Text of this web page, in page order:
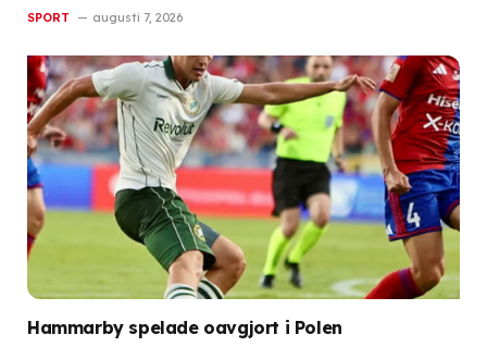
SPORT augusti 7, 2026
Hammarby spelade oavgjort i Polen